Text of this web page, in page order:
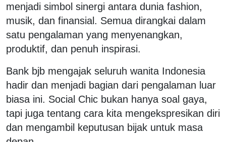
menjadi simbol sinergi antara dunia fashion,
musik, dan finansial. Semua dirangkai dalam
satu pengalaman yang menyenangkan,
produktif, dan penuh inspirasi.
Bank bjb mengajak seluruh wanita Indonesia
hadir dan menjadi bagian dari pengalaman luar
biasa ini. Social Chic bukan hanya soal gaya,
tapi juga tentang cara kita mengekspresikan diri
dan mengambil keputusan bijak untuk masa